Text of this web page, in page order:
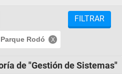
Parque Rodó
FILTRAR
de "Gestión de Sistemas"